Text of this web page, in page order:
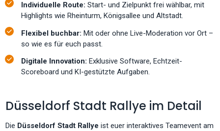
Individuelle Route:Start- und Zielpunkt frei wählbar, mit
Highlights wie Rheinturm, Königsallee und Altstadt.
Flexibel buchbar: Mit oder ohne Live-Moderation vor Ort –
so wie es für euch passt.
Digitale Innovation: Exklusive Software, Echtzeit-
Scoreboard und KI-gestützte Aufgaben.
Düsseldorf Stadt Rallye im Detail
Die Düsseldorf Stadt Rallyeist euer interaktives Teamevent am